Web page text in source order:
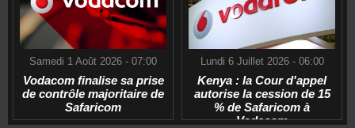
Samedi 1 Août 2026 - 07:00
Vodacom finalise sa prise
de contrôle majoritaire de
Safaricom
Lundi 6 Juillet 2026 - 06:00
Kenya : la Cour d'appel
autorise la cession de 15
% de Safaricom à
Vodacom